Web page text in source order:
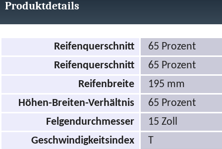
Produktdetails
Reifenquerschnitt
65 Prozent
Reifenquerschnitt
65 Prozent
Reifenbreite
195 mm
Höhen-Breiten-Verhältnis
65 Prozent
Felgendurchmesser
15 Zoll
Geschwindigkeitsindex
T